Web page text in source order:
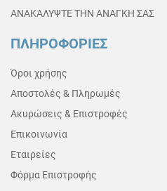
ΑΝΑΚΑΛΥΨΤΕ ΤΗΝ ΑΝΑΓΚΗ ΣΑΣ
ΠΛΗΡΟΦΟΡΙΕΣ
Όροι χρήσης
Αποστολές & Πληρωμές
Ακυρώσεις & Επιστροφές
Επικοινωνία
Εταιρείες
Φόρμα Επιστροφής